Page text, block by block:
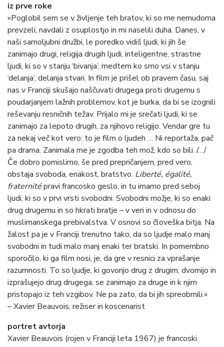
iz prve roke
»Poglobil sem se v življenje teh bratov, ki so me nemudoma
prevzeli, navdali z osuplostjo in mi naselili duha. Danes, v
naši samoljubni družbi, le poredko vidiš ljudi, ki jih še
zanimajo drugi, religija drugih ljudi, inteligentne, strastne
ljudi, ki so v stanju ‘bivanja’, medtem ko smo vsi v stanju
‘delanja’, delanja stvari. In film je prišel ob pravem času, saj
nas v Franciji skušajo naščuvati drugega proti drugemu s
poudarjanjem lažnih problemov, kot je burka, da bi se izognili
reševanju resničnih težav. Prijalo mi je srečati ljudi, ki se
zanimajo za lepoto drugih, za njihovo religijo. Vendar gre tu
za nekaj več kot vero: to je film o ljudeh … Ni reportaža, pač
pa drama. Zanimala me je zgodba teh mož, kdo so bili. /…/
Če dobro pomislimo, še pred prepričanjem, pred vero,
obstaja svoboda, enakost, bratstvo. Liberté, égalité,
fraternitépravi francosko geslo, in tu imamo pred seboj
ljudi, ki so v prvi vrsti svobodni. Svobodni možje, ki so enaki
drug drugemu in so hkrati bratje – v veri in v odnosu do
muslimanskega prebivalstva. V osnovi so človeška bitja. Na
žalost pa je v Franciji trenutno tako, da so ljudje malo manj
svobodni in tudi malo manj enaki ter bratski. In pomembno
sporočilo, ki ga film nosi, je, da gre v resnici za vprašanje
razumnosti. To so ljudje, ki govorijo drug z drugim, dvomijo in
izprašujejo drug drugega, se zanimajo za druge in k njim
pristopajo iz teh vzgibov. Ne pa zato, da bi jih spreobrnili.«
– Xavier Beauvois, režiser in koscenarist
portret avtorja
Xavier Beauvois (rojen v Franciji leta 1967) je francoski